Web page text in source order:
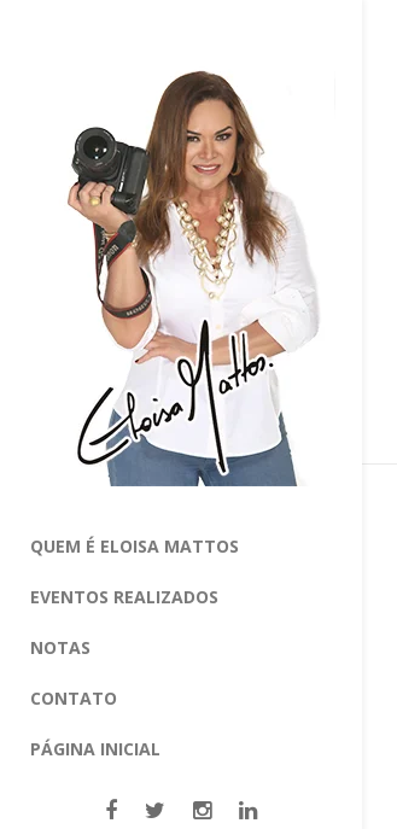
QUEM É ELOISA MATTOS
EVENTOS REALIZADOS
NOTAS
CONTATO
PÁGINA INICIAL